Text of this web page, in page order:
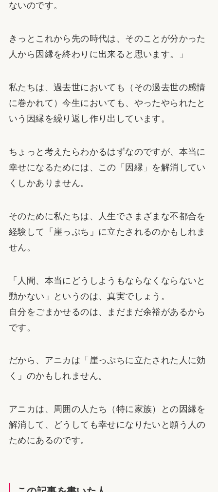
ないのです。
きっとこれから先の時代は、そのことが分かった
人から因縁を終わりに出来ると思います。」
私たちは、過去世においても（その過去世の感情
に巻かれて）今生においても、やったやられたと
いう因縁を繰り返し作り出しています。
ちょっと考えたらわかるはずなのですが、本当に
幸せになるためには、この「因縁」を解消してい
くしかありません。
そのために私たちは、人生でさまざまな不都合を
経験して「崖っぷち」に立たされるのかもしれま
せん。
「人間、本当にどうしようもならなくならないと
動かない」というのは、真実でしょう。
自分をごまかせるのは、まだまだ余裕があるから
です。
だから、アニカは「崖っぷちに立たされた人に効
く」のかもしれません。
アニカは、周囲の人たち（特に家族）との因縁を
解消して、どうしても幸せになりたいと願う人の
ためにあるのです。